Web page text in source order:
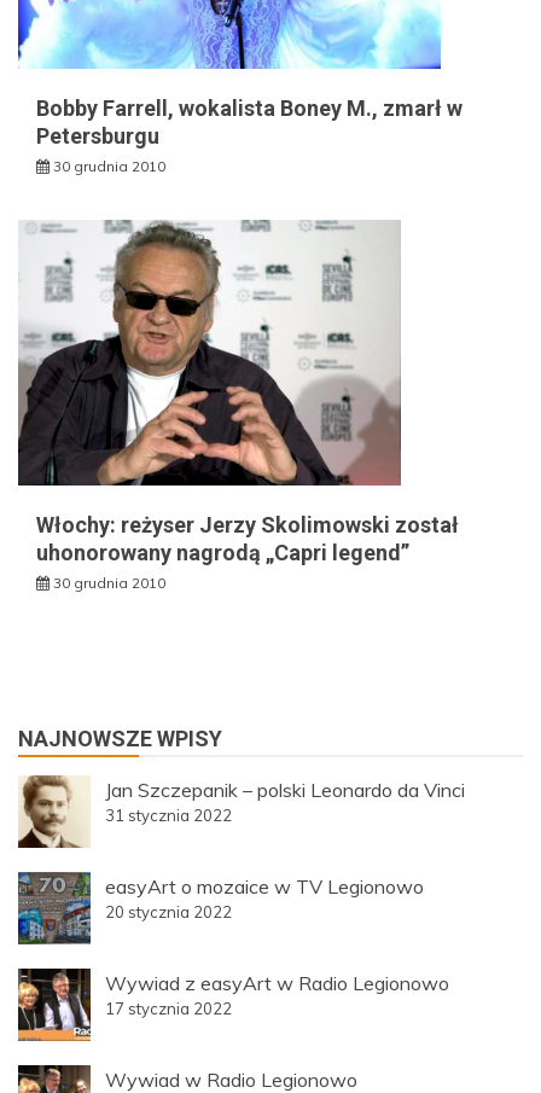
Bobby Farrell, wokalista Boney M., zmarł w
Petersburgu
30 grudnia 2010
Włochy: reżyser Jerzy Skolimowski został
uhonorowany nagrodą „Capri legend”
30 grudnia 2010
NAJNOWSZE WPISY
Jan Szczepanik – polski Leonardo da Vinci
31 stycznia 2022
easyArt o mozaice w TV Legionowo
20 stycznia 2022
Wywiad z easyArt w Radio Legionowo
17 stycznia 2022
Wywiad w Radio Legionowo